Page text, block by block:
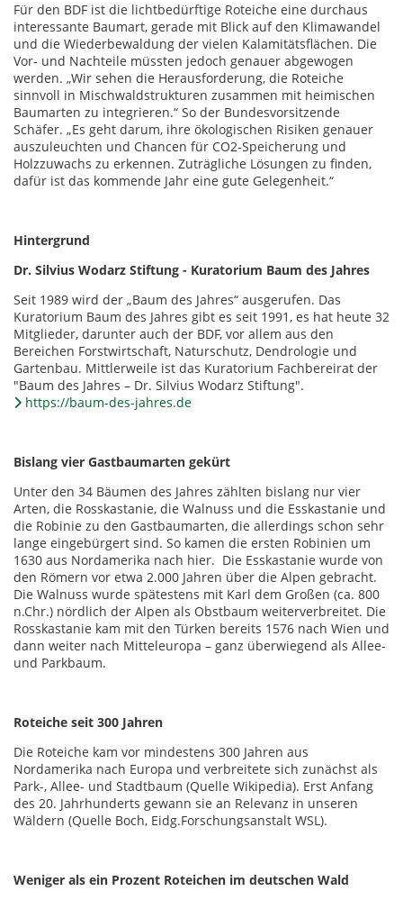
Für den BDF ist die lichtbedürftige Roteiche eine durchaus
interessante Baumart, gerade mit Blick auf den Klimawandel
und die Wiederbewaldung der vielen Kalamitätsflächen. Die
Vor- und Nachteile müssten jedoch genauer abgewogen
werden. „Wir sehen die Herausforderung, die Roteiche
sinnvoll in Mischwaldstrukturen zusammen mit heimischen
Baumarten zu integrieren.“ So der Bundesvorsitzende
Schäfer. „Es geht darum, ihre ökologischen Risiken genauer
auszuleuchten und Chancen für CO2-Speicherung und
Holzzuwachs zu erkennen. Zuträgliche Lösungen zu finden,
dafür ist das kommende Jahr eine gute Gelegenheit.“
Hintergrund
Dr. Silvius Wodarz Stiftung - Kuratorium Baum des Jahres
Seit 1989 wird der „Baum des Jahres“ ausgerufen. Das
Kuratorium Baum des Jahres gibt es seit 1991, es hat heute 32
Mitglieder, darunter auch der BDF, vor allem aus den
Bereichen Forstwirtschaft, Naturschutz, Dendrologie und
Gartenbau. Mittlerweile ist das Kuratorium Fachbereirat der
"Baum des Jahres – Dr. Silvius Wodarz Stiftung".
https://baum-des-jahres.de
Bislang vier Gastbaumarten gekürt
Unter den 34 Bäumen des Jahres zählten bislang nur vier
Arten, die Rosskastanie, die Walnuss und die Esskastanie und
die Robinie zu den Gastbaumarten, die allerdings schon sehr
lange eingebürgert sind. So kamen die ersten Robinien um
1630 aus Nordamerika nach hier. Die Esskastanie wurde von
den Römern vor etwa 2.000 Jahren über die Alpen gebracht.
Die Walnuss wurde spätestens mit Karl dem Großen (ca. 800
n.Chr.) nördlich der Alpen als Obstbaum weiterverbreitet. Die
Rosskastanie kam mit den Türken bereits 1576 nach Wien und
dann weiter nach Mitteleuropa – ganz überwiegend als Allee-
und Parkbaum.
Roteiche seit 300 Jahren
Die Roteiche kam vor mindestens 300 Jahren aus
Nordamerika nach Europa und verbreitete sich zunächst als
Park-, Allee- und Stadtbaum (Quelle Wikipedia). Erst Anfang
des 20. Jahrhunderts gewann sie an Relevanz in unseren
Wäldern (Quelle Boch, Eidg.Forschungsanstalt WSL).
Weniger als ein Prozent Roteichen im deutschen Wald